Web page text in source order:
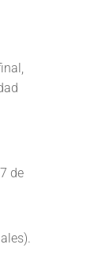
de